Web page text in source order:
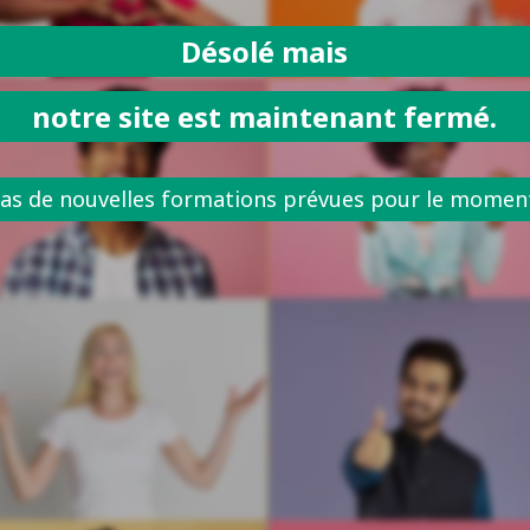
Désolé mais
notre site est maintenant fermé.
de nouvelles formations prévues pour le